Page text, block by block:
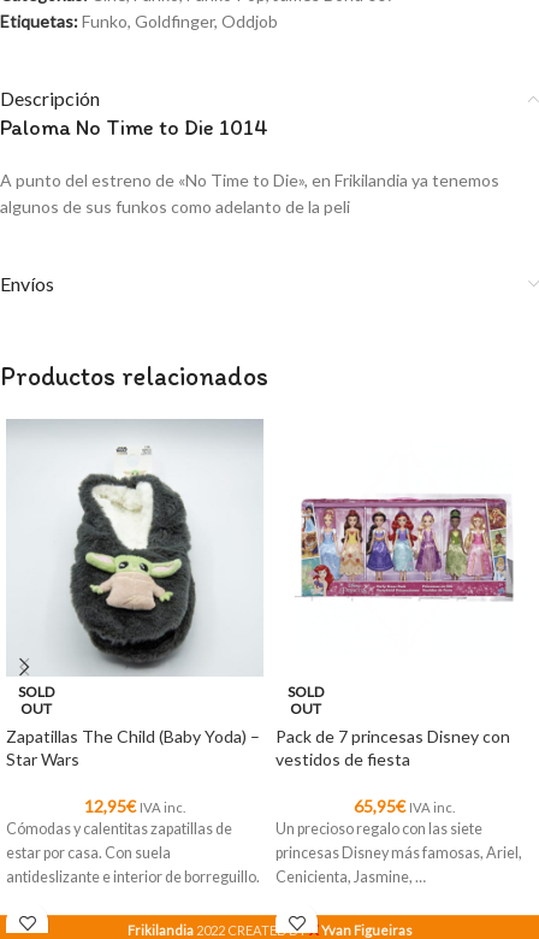
Etiquetas:Funko, Goldfinger, Oddjob
Descripción
Paloma No Time to Die 1014
A punto del estreno de «No Time to Die», en Frikilandia ya tenemos
algunos de sus funkos como adelanto de la peli
Envíos
Productos relacionados
SOLD
OUT
Zapatillas The Child (Baby Yoda) –
Star Wars
12,95€ IVA inc.
Cómodas y calentitas zapatillas de
estar por casa. Con suela
antideslizante e interior de borreguillo.
SOLD
OUT
Pack de 7 princesas Disney con
vestidos de fiesta
65,95€ IVA inc.
Un precioso regalo con las siete
princesas Disney más famosas, Ariel,
Cenicienta, Jasmine, …
Frikilandia 2022 CREATED BYXYvan Figueiras